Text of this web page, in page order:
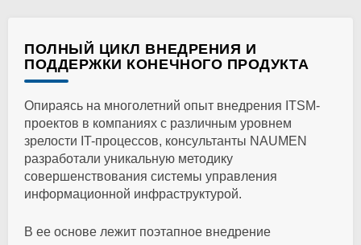
ПОЛНЫЙ ЦИКЛ ВНЕДРЕНИЯ И
ПОДДЕРЖКИ КОНЕЧНОГО ПРОДУКТА
Опираясь на многолетний опыт внедрения ITSM-
проектов в компаниях с различным уровнем
зрелости IT-процессов, консультанты NAUMEN
разработали уникальную методику
совершенствования системы управления
информационной инфраструктурой.
В ее основе лежит поэтапное внедрение